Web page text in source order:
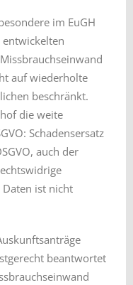
im EuGH
entwickelten
auf wiederholte
beschränkt.
die weite
Schadensersatz
auch der
ist nicht
beantwortet